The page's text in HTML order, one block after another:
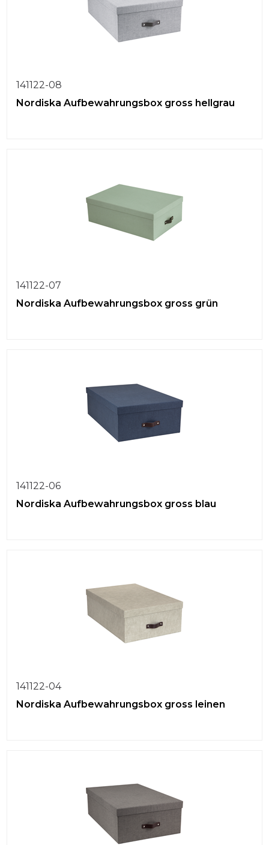
141122-08
Nordiska Aufbewahrungsbox gross hellgrau
141122-07
Nordiska Aufbewahrungsbox gross grün
141122-06
Nordiska Aufbewahrungsbox gross blau
141122-04
Nordiska Aufbewahrungsbox gross leinen